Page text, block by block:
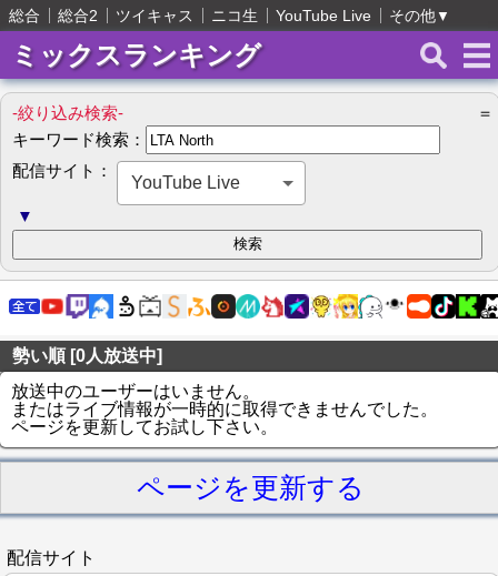
総合 総合2 ツイキャス ニコ生 YouTube Live その他▼
ミックスランキング
-絞り込み検索-
＝
キーワード検索：
配信サイト：
YouTube Live
▼
勢い順 [0人放送中]
放送中のユーザーはいません。
またはライブ情報が一時的に取得できませんでした。
ページを更新してお試し下さい。
ページを更新する
配信サイト